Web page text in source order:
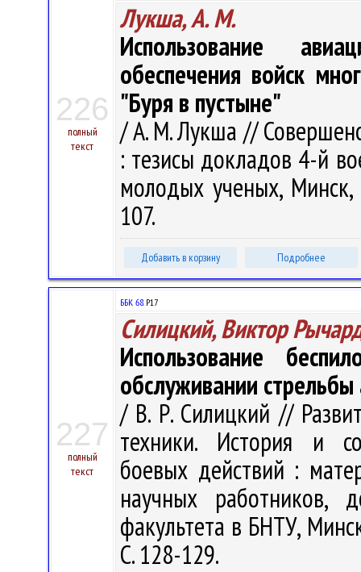
226
полный
текст
Лукша, А. М.
Использование
обеспечения войск
"Буря в пустыне"
/ А. М. Лукша //
: тезисы докладов 4-й
молодых ученых,
107.
Добавить в корзину Подробнее
227
полный
текст
ББК 68.Р17
Силицкий, Виктор
Использование
обслуживании
/ В. Р. Силицкий //
техники. История и
боевых действий :
научных работников,
факультета в БНТУ,
С. 128-129.